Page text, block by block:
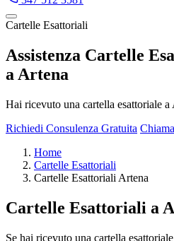
Cartelle Esattoriali
Assistenza Cartelle
a Artena
Hai ricevuto una cartella esattoriale
Richiedi Consulenza Gratuita
Home
Cartelle Esattoriali
Cartelle Esattoriali Artena
Cartelle Esattoriali a
Se hai ricevuto una cartella